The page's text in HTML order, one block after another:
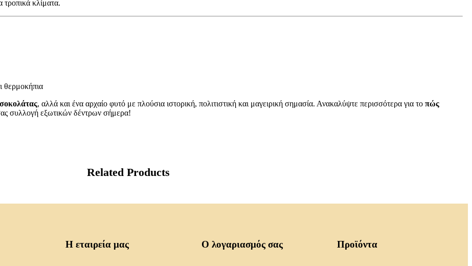
κλίματα.
θερμοκήπια
, αλλά και ένα αρχαίο φυτό με πλούσια ιστορική, πολιτιστική και μαγειρική σημασία. Ανακαλύψτε περισσότερα για το πώς
συλλογή εξωτικών δέντρων σήμερα!
Related Products
Η εταιρεία μας Ο λογαριασμός σας Προϊόντα